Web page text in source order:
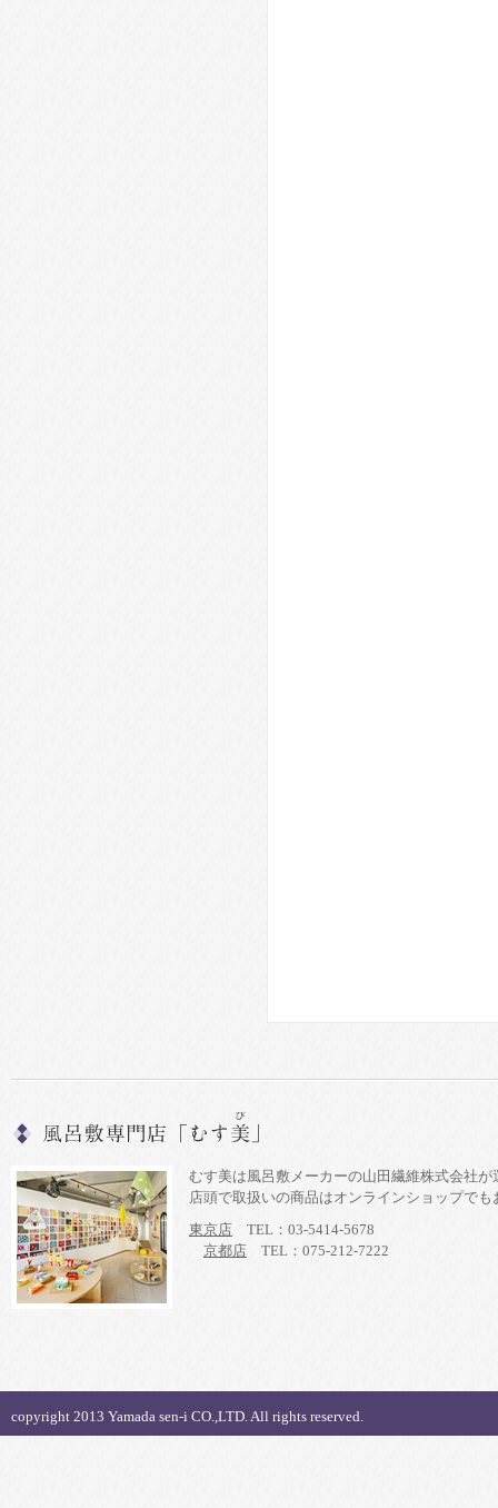
むす美は風呂敷メーカーの山田繊維株式会社
店頭で取扱いの商品はオンラインショップで
東京店 TEL：03-5414-5678
京都店 TEL：075-212-7222
copyright 2013 Yamada sen-i CO.,LTD. All rights reserved.